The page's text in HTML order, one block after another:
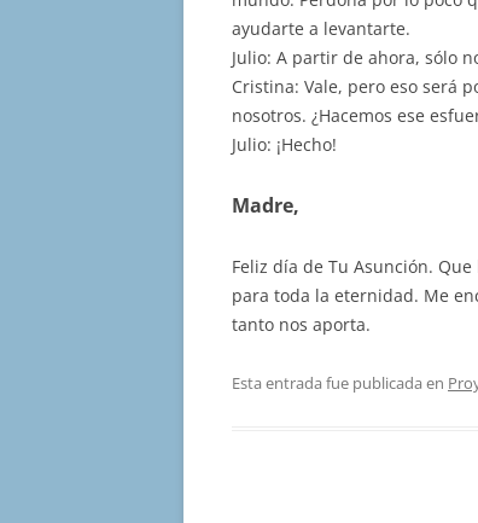
ayudarte a levantarte.
Julio: A partir de ahora, sólo
Cristina: Vale, pero eso será
nosotros. ¿Hacemos ese
Julio: ¡Hecho!
Madre,
Feliz día de Tu Asunción.
para toda la eternidad. Me
tanto nos aporta.
Esta entrada fue publicada en